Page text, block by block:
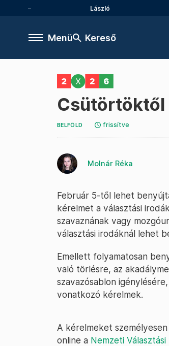
László
Menü Kereső
Csütörtöktől
BELFÖLD frissítve
Molnár Réka
Február 5-től lehet
kérelmet a választási
szavaznának vagy
választási irodáknál lehet
Emellett folyamatosan
való törlésre, az
szavazósablon
vonatkozó kérelmek.
A kérelmeket
online a Nemzeti